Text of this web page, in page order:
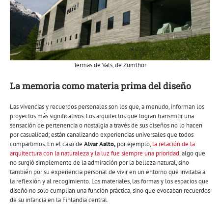
Termas de Vals, de Zumthor
La memoria como materia prima del diseño
Las vivencias y recuerdos personales son los que, a menudo, informan los
proyectos más significativos. Los arquitectos que logran transmitir una
sensación de pertenencia o nostalgia a través de sus diseños no lo hacen
por casualidad; están canalizando experiencias universales que todos
compartimos. En el caso de Alvar Aalto, por ejemplo, la relación de la
arquitectura con la naturaleza y la luz fue siempre una prioridad, algo que
no surgió simplemente de la admiración por la belleza natural, sino
también por su experiencia personal de vivir en un entorno que invitaba a
la reflexión y al recogimiento. Los materiales, las formas y los espacios que
diseñó no solo cumplían una función práctica, sino que evocaban recuerdos
de su infancia en la Finlandia central.